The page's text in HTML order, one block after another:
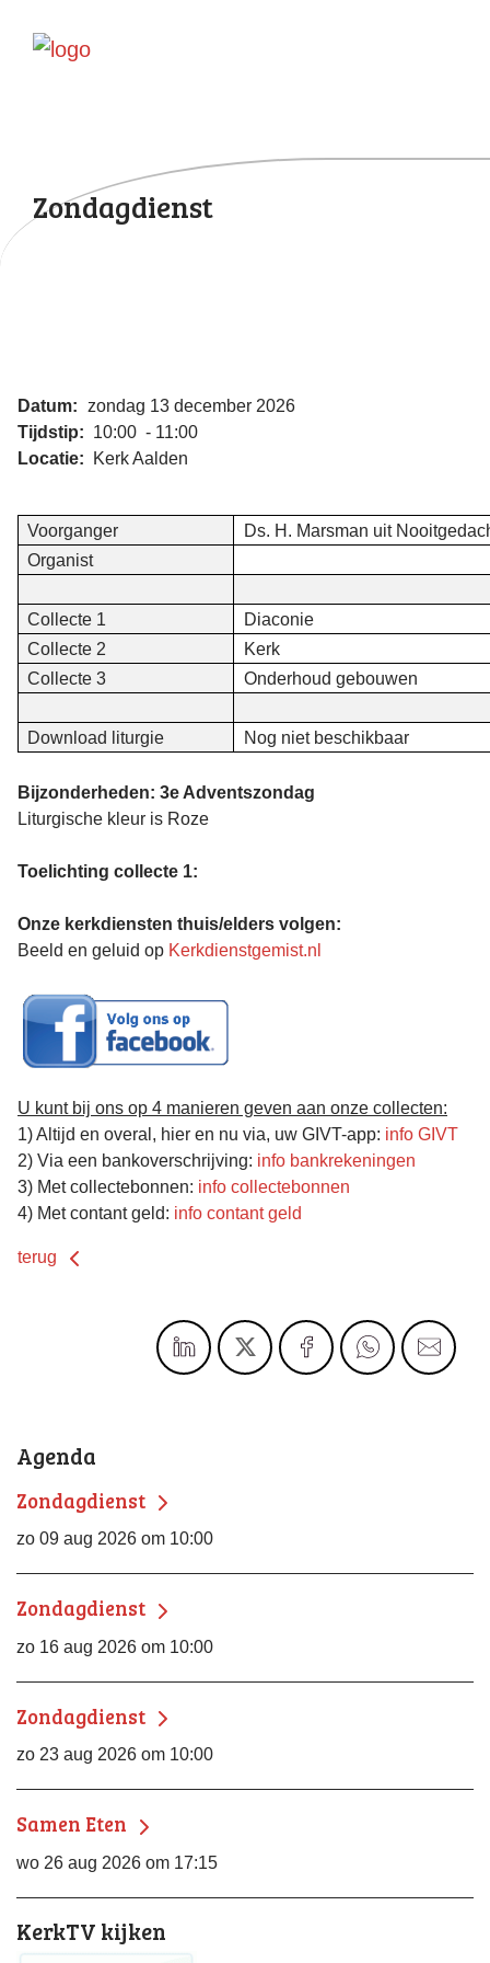
Zondagdienst
Datum: zondag 13 december 2026
Tijdstip: 10:00 - 11:00
Locatie: Kerk Aalden
Voorganger
Ds. H. Marsman uit
Organist
Collecte 1
Diaconie
Collecte 2
Kerk
Collecte 3
Onderhoud gebouwen
Download liturgie Nog niet beschikbaar
Bijzonderheden: 3e Adventszondag
Liturgische kleur is Roze
Toelichting collecte 1:
Onze kerkdiensten thuis/elders volgen:
Beeld en geluid op Kerkdienstgemist.nl
U kunt bij ons op 4 manieren geven aan onze collecten:
1) Altijd en overal, hier en nu via, uw GIVT-app: info GIVT
2) Via een bankoverschrijving: info bankrekeningen
3) Met collectebonnen: info collectebonnen
4) Met contant geld: info contant geld
terug
Agenda
Zondagdienst
zo 09 aug 2026 om 10:00
Zondagdienst
zo 16 aug 2026 om 10:00
Zondagdienst
zo 23 aug 2026 om 10:00
Samen Eten
wo 26 aug 2026 om 17:15
KerkTV kijken